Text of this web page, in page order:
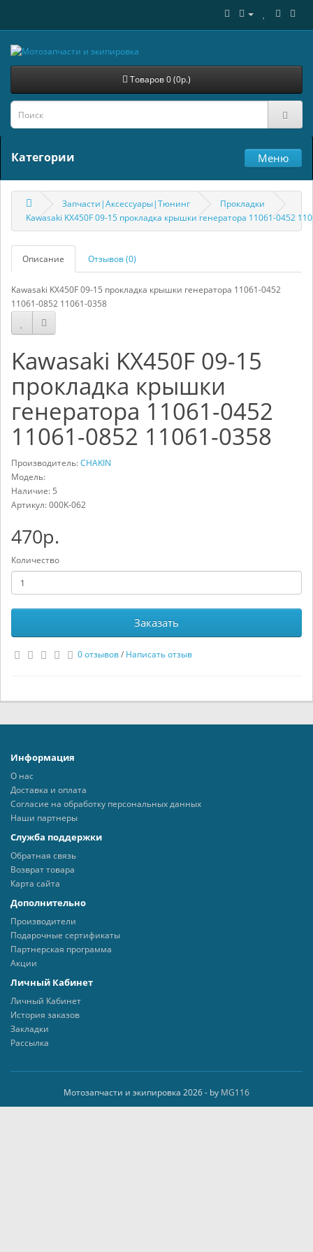
Товаров 0 (0р.)
Категории Меню
Запчасти|Аксессуары|Тюнинг
Прокладки
Kawasaki KX450F 09-15 прокладка крышки генератора 11061-0452
Описание Отзывов (0)
Kawasaki KX450F 09-15 прокладка крышки генератора 11061-0452
11061-0852 11061-0358
Kawasaki KX450F 09-15
прокладка крышки
генератора 11061-0452
11061-0852 11061-0358
Производитель:CHAKIN
Модель:
Наличие: 5
Артикул:000K-062
470р.
Количество
Заказать
0 отзывов/ Написать отзыв
Информация
О нас
Доставка и оплата
Согласие на обработку персональных данных
Наши партнеры
Служба поддержки
Обратная связь
Возврат товара
Карта сайта
Дополнительно
Производители
Подарочные сертификаты
Партнерская программа
Акции
Личный Кабинет
Личный Кабинет
История заказов
Закладки
Рассылка
Мотозапчасти и экипировка 2026 - by MG116